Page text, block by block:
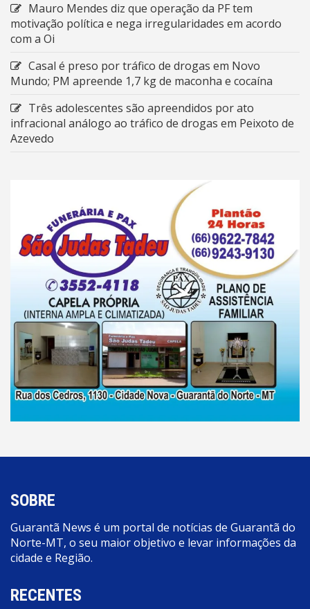
Mauro Mendes diz que operação da PF tem
motivação política e nega irregularidades em acordo
com a Oi
Casal é preso por tráfico de drogas em Novo
Mundo; PM apreende 1,7 kg de maconha e cocaína
Três adolescentes são apreendidos por ato
infracional análogo ao tráfico de drogas em Peixoto de
Azevedo
SOBRE
Guarantã News é um portal de notícias de Guarantã do
Norte-MT, o seu maior objetivo e levar informações da
cidade e Região.
RECENTES